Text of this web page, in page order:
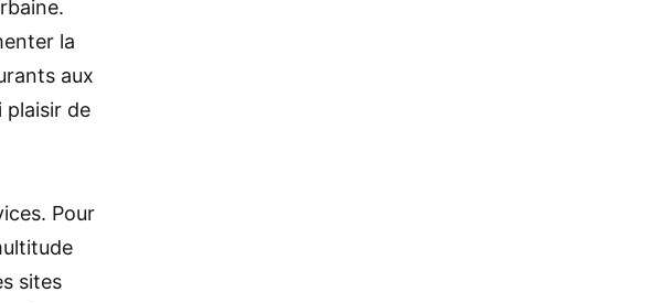
la
aux
plaisir de
Pour
sites